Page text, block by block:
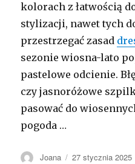
kolorach z łatwością
stylizacji, nawet tych
przestrzegać zasad
sezonie wiosna-lato
pastelowe odcienie.
czy jasnoróżowe
pasować do
pogoda …
Autor
Joana Opublikowano
27 stycznia 2025